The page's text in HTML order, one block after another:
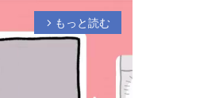
arrow_forward_ios もっと読む